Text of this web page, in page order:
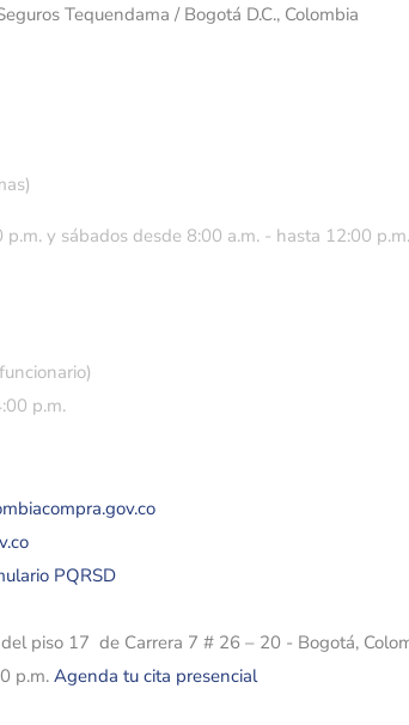
Tequendama / Bogotá D.C., Colombia
y sábados desde 8:00 a.m. - hasta 12:00 p.m.
p.m.
PQRSD
piso 17 de Carrera 7 # 26 – 20 - Bogotá,
p.m.Agenda tu cita presencial